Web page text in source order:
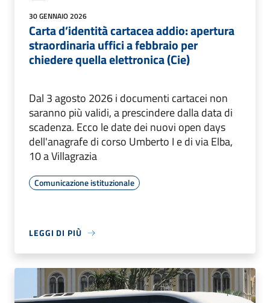
30 GENNAIO 2026
Carta d’identità cartacea addio: apertura
straordinaria uffici a febbraio per
chiedere quella elettronica (Cie)
Dal 3 agosto 2026 i documenti cartacei non
saranno più validi, a prescindere dalla data di
scadenza. Ecco le date dei nuovi open days
dell'anagrafe di corso Umberto I e di via Elba,
10 a Villagrazia
Comunicazione istituzionale
LEGGI DI PIÙ